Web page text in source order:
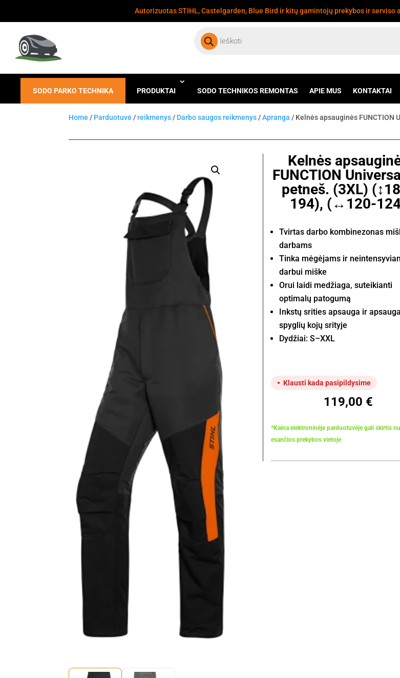
Autorizuotas STIHL, Castelgarden, Blue Bird ir kitų gamintojų prekybos ir serviso
search
SODO PARKO TECHNIKA PRODUKTAI SODO TECHNIKOS REMONTAS APIE MUS KONTAKTAI
Home / Parduotuvė /reikmenys / Darbo saugos reikmenys /Apranga / Kelnės apsauginės
Kelnės
FUNCTION
petneš. (3XL)
194), (↔120-
Tvirtas darbo kombinezonas
darbams
Tinka mėgėjams ir
darbui miške
Orui laidi medžiaga, suteikianti
optimalų patogumą
Inkstų srities apsauga ir
spyglių kojų srityje
Dydžiai: S–XXL
Klausti kada pasipildysime
119,00 €
*Kaina elektroninėje parduotuvėje gali skirtis
esančios prekybos vietoje